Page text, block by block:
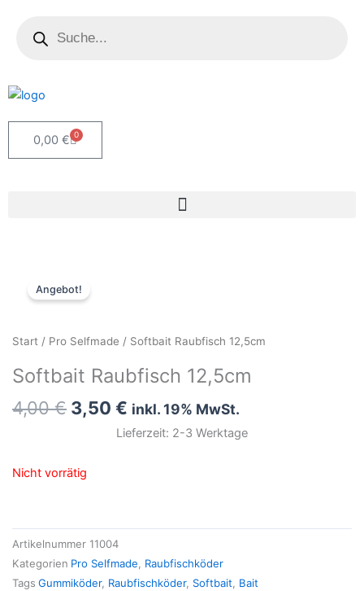
springen
0,00 € 0
Warenkorb
Start / Pro Selfmade / Softbait Raubfisch 12,5cm
Softbait Raubfisch 12,5cm
4,00€ Ursprünglicher
4,00 €
3,50 € Aktueller
Preis
inkl. 19% MwSt.
Lieferzeit: 2-3 Werktage
Nicht vorrätig
Angebot!
Artikelnummer 11004
Kategorien Pro Selfmade, Raubfischköder
Tags Gummiköder, Raubfischköder, Softbait, Bait